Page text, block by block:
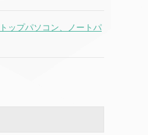
ップパソコン、ノートパ